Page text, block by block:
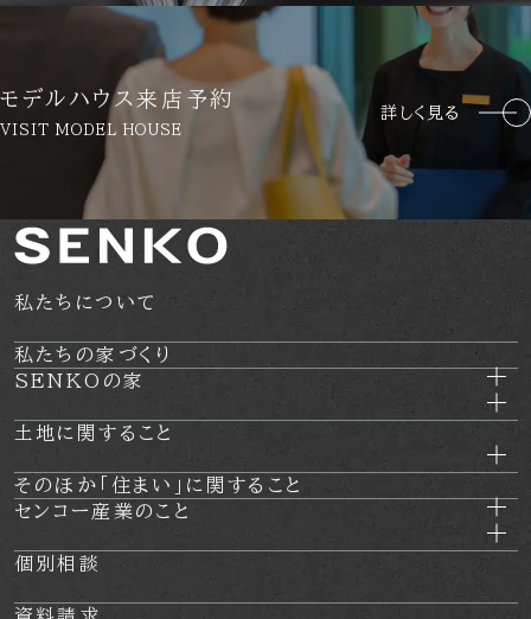
収集しました個人情報については、ホームページ管理者が厳
重に管理し、漏えい、不正流用、改ざん等の防止に適切な対
策を講じます。
当社が信頼に足ると判断した委託先に個人情報を委託するこ
とがあります。その利用目的は明示した当社の利用目的達成
のために必要な範囲内に限ります。
利用目的に関し保存の必要のなくなった個人情報について
は、確実に、かつ、速やかに消去します。
IPアドレス等の利用について
当社ウェブサイトへのアクセスの傾向を分析するため、ま
た、当社ウェブサイトで発生した問題を解決するために、ア
クセスのなされたIPアドレス、ドメインを記録することがあ
ります。しかし、そのようなデータからは、お客様個人を特
定することはできません。
クッキー（Cookie）について
モデルハウス来店予約
VISIT MODEL HOUSE
詳しく見る
私たちについて
私たちの家づくり
SENKOの家
土地に関すること
そのほか
「住まい」に関すること
センコー産業のこと
個別相談
資料請求